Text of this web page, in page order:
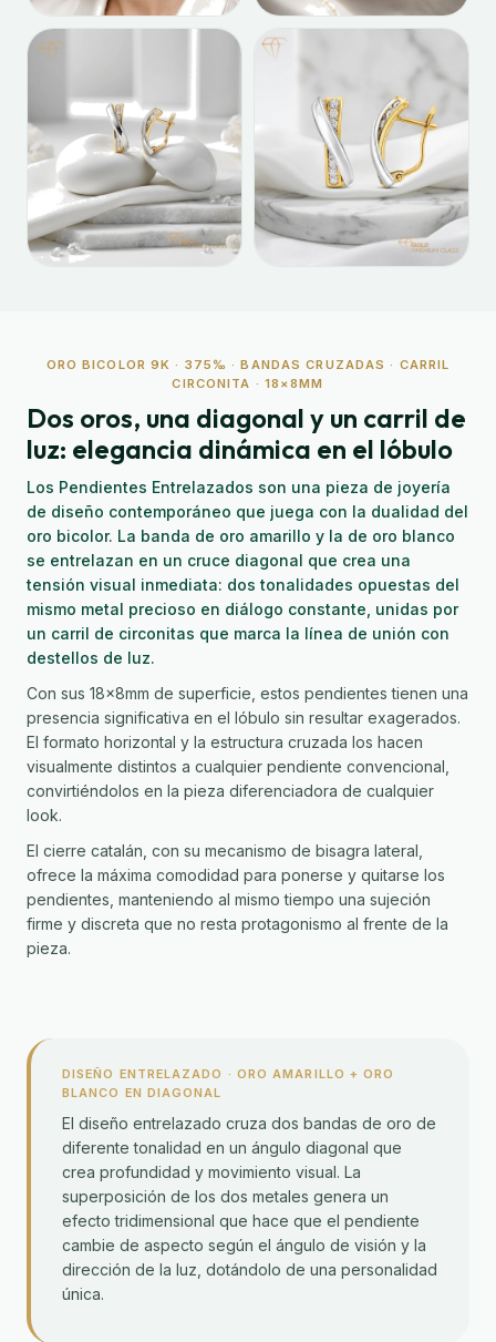
ORO BICOLOR 9K · 375‰ · BANDAS CRUZADAS · CARRIL
CIRCONITA · 18×8MM
Dos oros, una diagonal y un carril de
luz: elegancia dinámica en el lóbulo
Los Pendientes Entrelazados son una pieza de joyería
de diseño contemporáneo que juega con la dualidad del
oro bicolor. La banda de oro amarillo y la de oro blanco
se entrelazan en un cruce diagonal que crea una
tensión visual inmediata: dos tonalidades opuestas del
mismo metal precioso en diálogo constante, unidas por
un carril de circonitas que marca la línea de unión con
destellos de luz.
Con sus 18×8mm de superficie, estos pendientes tienen una
presencia significativa en el lóbulo sin resultar exagerados.
El formato horizontal y la estructura cruzada los hacen
visualmente distintos a cualquier pendiente convencional,
convirtiéndolos en la pieza diferenciadora de cualquier
look.
El cierre catalán, con su mecanismo de bisagra lateral,
ofrece la máxima comodidad para ponerse y quitarse los
pendientes, manteniendo al mismo tiempo una sujeción
firme y discreta que no resta protagonismo al frente de la
pieza.
DISEÑO ENTRELAZADO · ORO AMARILLO + ORO
BLANCO EN DIAGONAL
El diseño entrelazado cruza dos bandas de oro de
diferente tonalidad en un ángulo diagonal que
crea profundidad y movimiento visual. La
superposición de los dos metales genera un
efecto tridimensional que hace que el pendiente
cambie de aspecto según el ángulo de visión y la
dirección de la luz, dotándolo de una personalidad
única.